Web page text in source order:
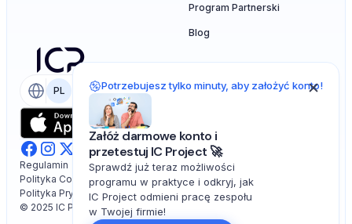
Program Partnerski
Blog
PL EN
© 2025 IC Project. All rights reserved.
Polityka Prywatności
Polityka Cookies
Regulamin
Potrzebujesz tylko minuty, aby założyć konto!
Załóż darmowe konto i
przetestuj IC Project 🚀
Sprawdź już teraz możliwości
programu w praktyce i odkryj, jak
IC Project odmieni pracę zespołu
w Twojej firmie!